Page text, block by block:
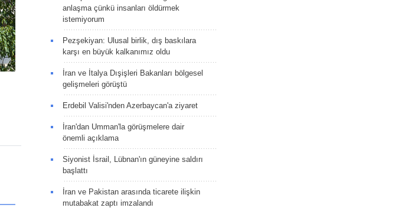
anlaşma çünkü insanları öldürmek
istemiyorum
Pezşekiyan: Ulusal birlik, dış baskılara
karşı en büyük kalkanımız oldu
İran ve İtalya Dışişleri Bakanları bölgesel
gelişmeleri görüştü
Erdebil Valisi'nden Azerbaycan'a ziyaret
İran'dan Umman'la görüşmelere dair
önemli açıklama
Siyonist İsrail, Lübnan'ın güneyine saldırı
başlattı
İran ve Pakistan arasında ticarete ilişkin
mutabakat zaptı imzalandı